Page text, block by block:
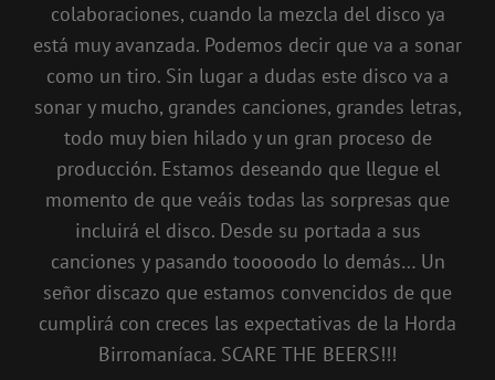
colaboraciones, cuando la mezcla del disco ya
está muy avanzada. Podemos decir que va a sonar
como un tiro. Sin lugar a dudas este disco va a
sonar y mucho, grandes canciones, grandes letras,
todo muy bien hilado y un gran proceso de
producción. Estamos deseando que llegue el
momento de que veáis todas las sorpresas que
incluirá el disco. Desde su portada a sus
canciones y pasando tooooodo lo demás… Un
señor discazo que estamos convencidos de que
cumplirá con creces las expectativas de la Horda
Birromaníaca. SCARE THE BEERS!!!